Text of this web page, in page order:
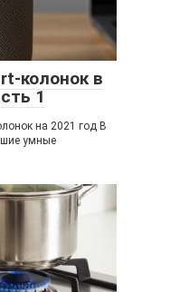
колонок в
1
на 2021 год В
умные